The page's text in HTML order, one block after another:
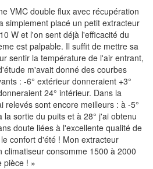
VMC double flux avec récupération
simplement placé un petit extracteur
W et l'on sent déjà l'efficacité du
est palpable. Il suffit de mettre sa
sentir la température de l'air entrant,
m'avait donné des courbes
: -6° extérieur donneraient +3°
24° intérieur. Dans la
relevés sont encore meilleurs : à -5°
la sortie du puits et à 28° j'ai obtenu
doute liées à l'excellente qualité de
confort d'été ! Mon extracteur
climatiseur consomme 1500 à 2000
pièce ! »